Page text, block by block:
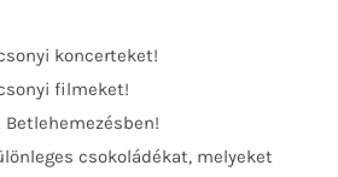
koncerteket!
filmeket!
Betlehemezésben!
csokoládékat, melyeket